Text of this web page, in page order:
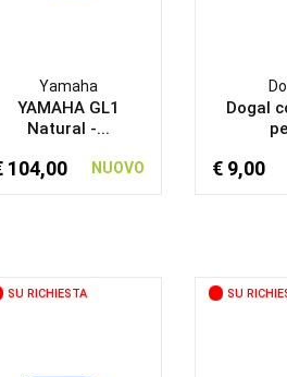
Yamaha
YAMAHA GL1
Natural -...
104,00 NUOVO
Dogal
€ 9,00
SU RICHIESTA SU